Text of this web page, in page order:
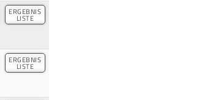
ERGEBNIS
LISTE
ERGEBNIS
LISTE